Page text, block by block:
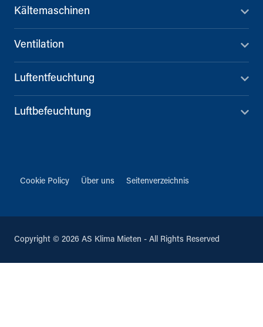
Kältemaschinen
Ventilation
Luftentfeuchtung
Luftbefeuchtung
Cookie Policy Über uns Seitenverzeichnis
Copyright © 2026 AS Klima Mieten - All Rights Reserved